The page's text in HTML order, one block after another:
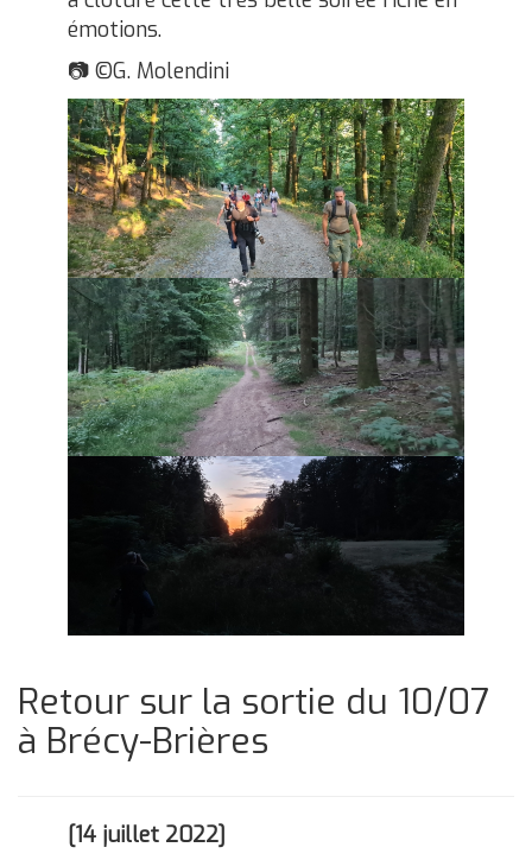
émotions.
📷 ©G. Molendini
Retour sur la sortie du 10/07
à Brécy-Brières
[14 juillet 2022]